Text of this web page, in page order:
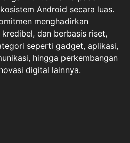
Android secara luas.
menghadirkan
dan berbasis riset,
seperti gadget, aplikasi,
hingga perkembangan
digital lainnya.